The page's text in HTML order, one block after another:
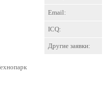
Email:
ICQ:
Другие заявки: